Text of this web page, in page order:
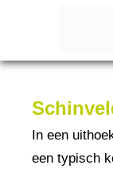
inhoud
In een
een typisch